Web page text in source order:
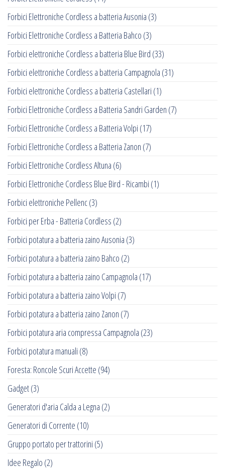
Forbici Elettroniche Cordless a batteria Ausonia (3)
Forbici Elettroniche Cordless a Batteria Bahco (3)
Forbici elettroniche Cordless a batteria Blue Bird (33)
Forbici elettroniche Cordless a batteria Campagnola (31)
Forbici elettroniche Cordless a batteria Castellari (1)
Forbici Elettroniche Cordless a Batteria Sandri Garden (7)
Forbici Elettroniche Cordless a Batteria Volpi (17)
Forbici Elettroniche Cordless a Batteria Zanon (7)
Forbici Elettroniche Cordless Altuna (6)
Forbici Elettroniche Cordless Blue Bird - Ricambi (1)
Forbici elettroniche Pellenc(3)
Forbici per Erba - Batteria Cordless (2)
Forbici potatura a batteria zaino Ausonia (3)
Forbici potatura a batteria zaino Bahco (2)
Forbici potatura a batteria zaino Campagnola (17)
Forbici potatura a batteria zaino Volpi (7)
Forbici potatura a batteria zaino Zanon (7)
Forbici potatura aria compressa Campagnola (23)
Forbici potatura manuali (8)
Foresta: Roncole Scuri Accette (94)
Gadget(3)
Generatori d'aria Calda a Legna (2)
Generatori di Corrente (10)
Gruppo portato per trattorini (5)
Idee Regalo (2)